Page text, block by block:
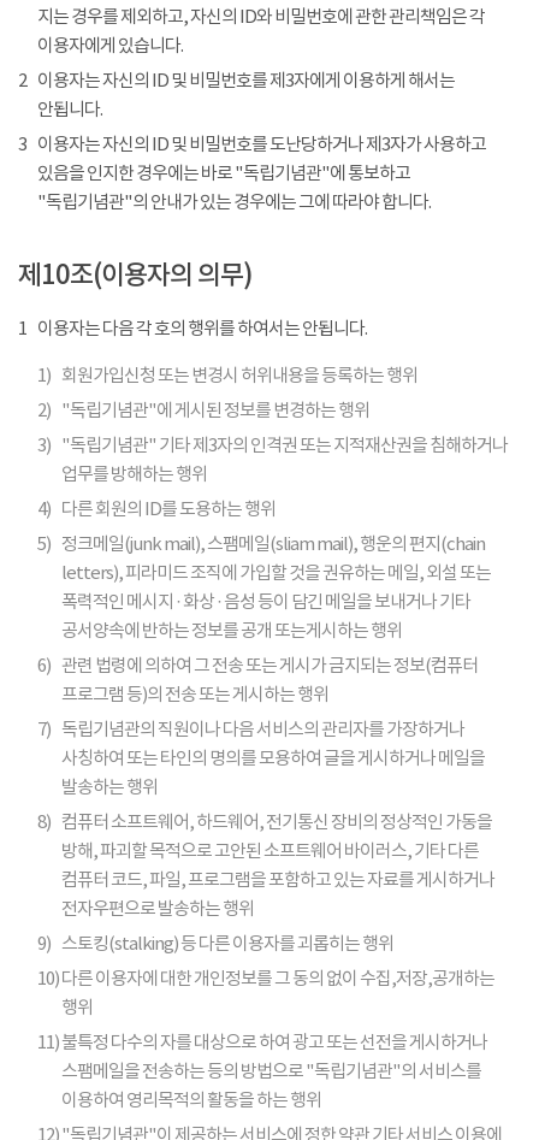
지는 경우를 제외하고, 자신의 ID와 비밀번호에 관한 관리책임은 각
이용자에게 있습니다.
2 이용자는 자신의 ID 및 비밀번호를 제3자에게 이용하게 해서는
안됩니다.
3 이용자는 자신의 ID 및 비밀번호를 도난당하거나 제3자가 사용하고
있음을 인지한 경우에는 바로 "독립기념관"에 통보하고
"독립기념관"의 안내가 있는 경우에는 그에 따라야 합니다.
제10조(이용자의 의무)
1 이용자는 다음 각 호의 행위를 하여서는 안됩니다.
1) 회원가입신청 또는 변경시 허위내용을 등록하는 행위
2) "독립기념관"에 게시된 정보를 변경하는 행위
3) "독립기념관" 기타 제3자의 인격권 또는 지적재산권을 침해하거나
업무를 방해하는 행위
4) 다른 회원의 ID를 도용하는 행위
5) 정크메일(junk mail), 스팸메일(sliam mail), 행운의 편지(chain
letters), 피라미드 조직에 가입할 것을 권유하는 메일, 외설 또는
폭력적인 메시지 · 화상 · 음성 등이 담긴 메일을 보내거나 기타
공서양속에 반하는 정보를 공개 또는게시하는 행위
6) 관련 법령에 의하여 그 전송 또는 게시가 금지되는 정보(컴퓨터
프로그램 등)의 전송 또는 게시하는 행위
7) 독립기념관의 직원이나 다음 서비스의 관리자를 가장하거나
사칭하여 또는 타인의 명의를 모용하여 글을 게시하거나 메일을
발송하는 행위
8) 컴퓨터 소프트웨어, 하드웨어, 전기통신 장비의 정상적인 가동을
방해, 파괴할 목적으로 고안된 소프트웨어 바이러스, 기타 다른
컴퓨터 코드, 파일, 프로그램을 포함하고 있는 자료를 게시하거나
전자우편으로 발송하는 행위
9) 스토킹(stalking) 등 다른 이용자를 괴롭히는 행위
10)다른 이용자에 대한 개인정보를 그 동의 없이 수집,저장,공개하는
행위
11)불특정 다수의 자를 대상으로 하여 광고 또는 선전을 게시하거나
스팸메일을 전송하는 등의 방법으로 "독립기념관"의 서비스를
이용하여 영리목적의 활동을 하는 행위
12)"독립기념관"이 제공하는 서비스에 정한 약관 기타 서비스 이용에